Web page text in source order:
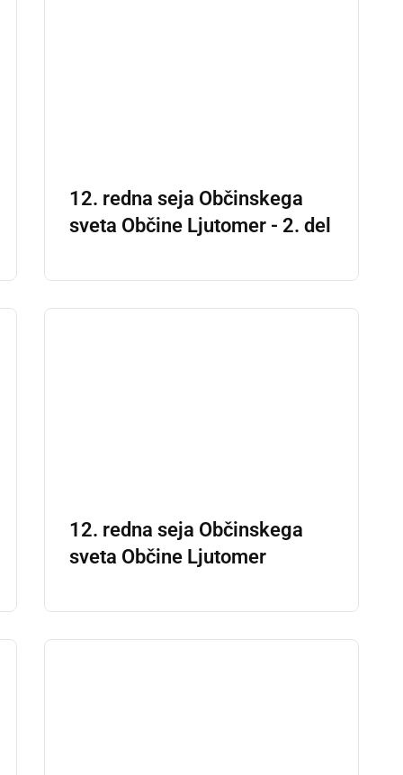
12. redna seja Občinskega
sveta Občine Ljutomer - 2. del
12. redna seja Občinskega
sveta Občine Ljutomer